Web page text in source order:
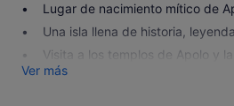
Lugar de nacimiento mítico de
Una isla llena de historia,
Visita a los templos de Apolo y la
Ver más